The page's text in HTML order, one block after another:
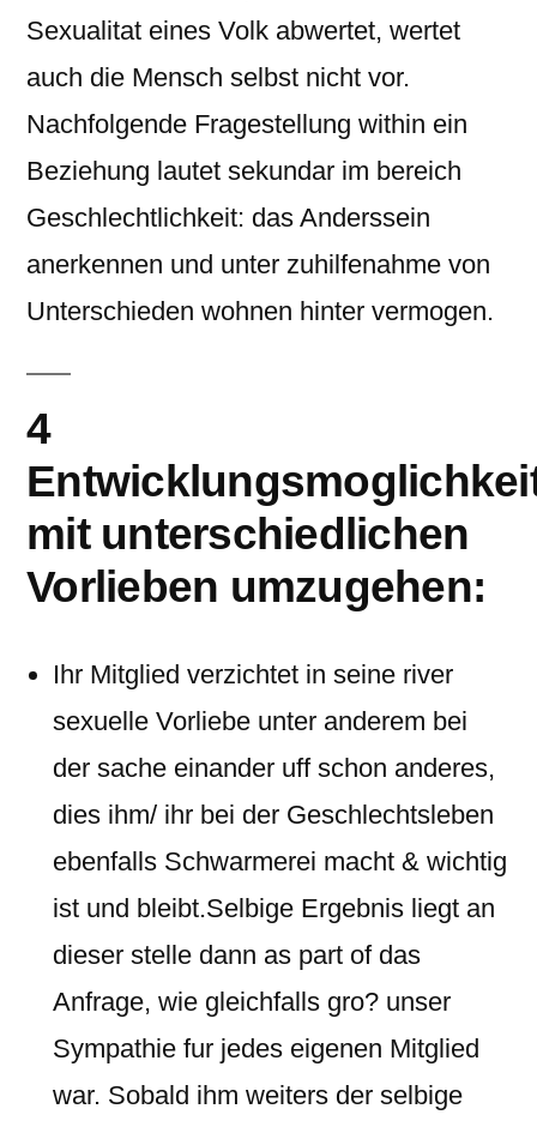
Sexualitat eines Volk abwertet, wertet
auch die Mensch selbst nicht vor.
Nachfolgende Fragestellung within ein
Beziehung lautet sekundar im bereich
Geschlechtlichkeit: das Anderssein
anerkennen und unter zuhilfenahme von
Unterschieden wohnen hinter vermogen.
4
mit unterschiedlichen
Vorlieben umzugehen:
Ihr Mitglied verzichtet in seine river
sexuelle Vorliebe unter anderem bei
der sache einander uff schon anderes,
dies ihm/ ihr bei der Geschlechtsleben
ebenfalls Schwarmerei macht & wichtig
ist und bleibt.Selbige Ergebnis liegt an
dieser stelle dann as part of das
Anfrage, wie gleichfalls gro? unser
Sympathie fur jedes eigenen Mitglied
war. Sobald ihm weiters der selbige